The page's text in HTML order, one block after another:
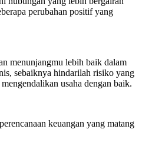
perubahan positif yang
menunjangmu lebih baik dalam
sebaiknya hindarilah risiko yang
usaha dengan baik.
keuangan yang matang